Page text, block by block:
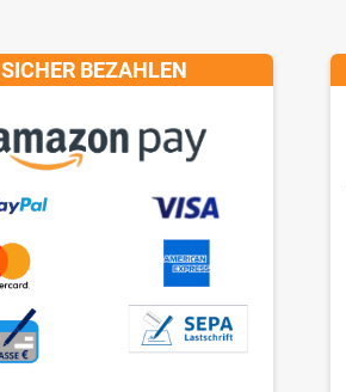
SICHER BEZAHLEN